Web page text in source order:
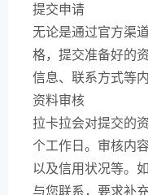
提交申请
无论是通过官方渠
格，提交准备好的
信息、联系方式等
资料审核
拉卡拉会对提交的
个工作日。审核内
以及信用状况等。
与您联系，要求补